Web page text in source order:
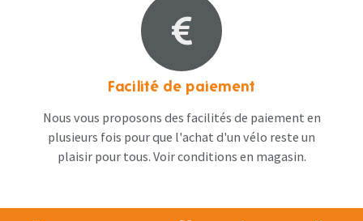
Facilité de paiement
Nous vous proposons des facilités de paiement en
plusieurs fois pour que l'achat d'un vélo reste un
plaisir pour tous. Voir conditions en magasin​.